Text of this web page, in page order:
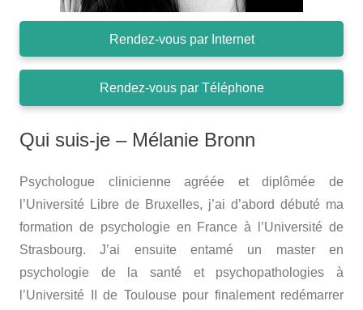
Qui suis-je – Mélanie Bronn
Psychologue clinicienne agréée et diplômée de
l’Université Libre de Bruxelles, j’ai d’abord débuté ma
formation de psychologie en France à l’Université de
Strasbourg. J’ai ensuite entamé un master en
psychologie de la santé et psychopathologies à
l’Université II de Toulouse pour finalement redémarrer
Rendez-vous par Internet
Rendez-vous par Téléphone